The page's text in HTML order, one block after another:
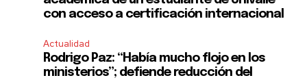
con acceso a certificación internacional
Actualidad
Rodrigo Paz: “Había mucho flojo en los
ministerios”; defiende reducción del